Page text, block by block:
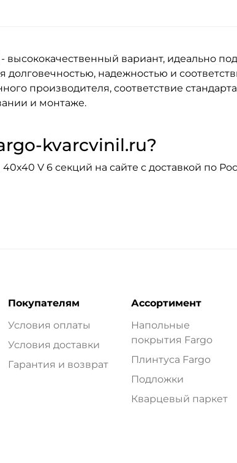
- высококачественный вариант, идеально
долговечностью, надежностью и
производителя, соответствие
и монтаже.
kvarcvinil.ru?
V 6 секций на сайте с доставкой по
Покупателям
Условия оплаты
Условия доставки
Гарантия и возврат
Ассортимент
Напольные
покрытия Fargo
Плинтуса Fargo
Подложки
Кварцевый паркет